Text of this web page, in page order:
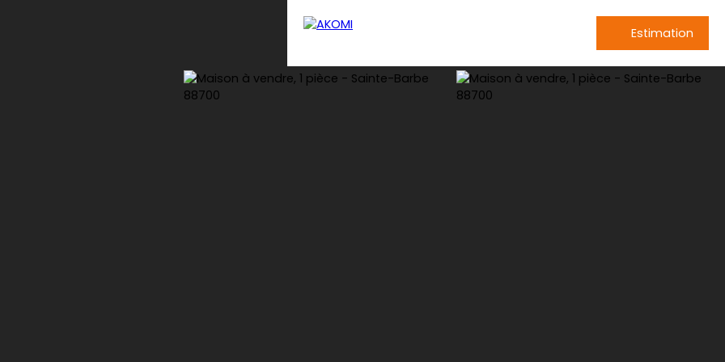
Estimation